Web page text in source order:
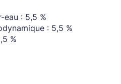
eau : 5,5 %
: 5,5 %
%